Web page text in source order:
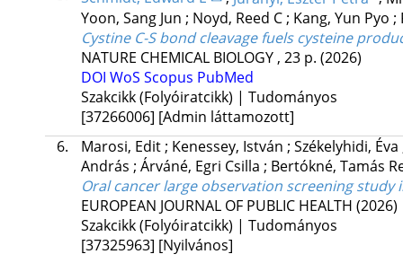
Yoon, Sang Jun ; Noyd, Reed C ; Kang, Yun Pyo ;
Cystine C-S bond cleavage fuels cysteine
NATURE CHEMICAL BIOLOGY , 23 p. (2026)
DOI WoS Scopus PubMed
Szakcikk (Folyóiratcikk) | Tudományos
[37266006] [Admin láttamozott]
6.
Marosi, Edit ; Kenessey, István ; Székelyhidi, Éva
András ; Árváné, Egri Csilla ; Bertókné, Tamás
Oral cancer large observation screening study
EUROPEAN JOURNAL OF PUBLIC HEALTH (2026)
Szakcikk (Folyóiratcikk) | Tudományos
[37325963] [Nyilvános]